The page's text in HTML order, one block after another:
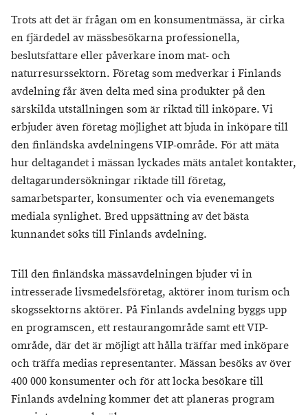
Trots att det är frågan om en konsumentmässa, är cirka
en fjärdedel av mässbesökarna professionella,
beslutsfattare eller påverkare inom mat- och
naturresurssektorn. Företag som medverkar i Finlands
avdelning får även delta med sina produkter på den
särskilda utställningen som är riktad till inköpare. Vi
erbjuder även företag möjlighet att bjuda in inköpare till
den finländska avdelningens VIP-område. För att mäta
hur deltagandet i mässan lyckades mäts antalet kontakter,
deltagarundersökningar riktade till företag,
samarbetsparter, konsumenter och via evenemangets
mediala synlighet. Bred uppsättning av det bästa
kunnandet söks till Finlands avdelning.
Till den finländska mässavdelningen bjuder vi in
intresserade livsmedelsföretag, aktörer inom turism och
skogssektorns aktörer. På Finlands avdelning byggs upp
en programscen, ett restaurangområde samt ett VIP-
område, där det är möjligt att hålla träffar med inköpare
och träffa medias representanter. Mässan besöks av över
400 000 konsumenter och för att locka besökare till
Finlands avdelning kommer det att planeras program